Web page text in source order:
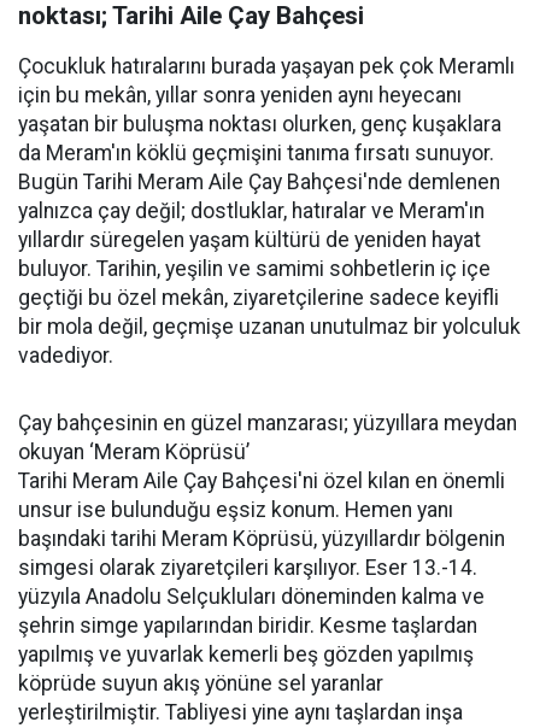
noktası; Tarihi Aile Çay Bahçesi
Çocukluk hatıralarını burada yaşayan pek çok Meramlı
için bu mekân, yıllar sonra yeniden aynı heyecanı
yaşatan bir buluşma noktası olurken, genç kuşaklara
da Meram'ın köklü geçmişini tanıma fırsatı sunuyor.
Bugün Tarihi Meram Aile Çay Bahçesi'nde demlenen
yalnızca çay değil; dostluklar, hatıralar ve Meram'ın
yıllardır süregelen yaşam kültürü de yeniden hayat
buluyor. Tarihin, yeşilin ve samimi sohbetlerin iç içe
geçtiği bu özel mekân, ziyaretçilerine sadece keyifli
bir mola değil, geçmişe uzanan unutulmaz bir yolculuk
vadediyor.
Çay bahçesinin en güzel manzarası; yüzyıllara meydan
okuyan ‘Meram Köprüsü’
Tarihi Meram Aile Çay Bahçesi'ni özel kılan en önemli
unsur ise bulunduğu eşsiz konum. Hemen yanı
başındaki tarihi Meram Köprüsü, yüzyıllardır bölgenin
simgesi olarak ziyaretçileri karşılıyor. Eser 13.-14.
yüzyıla Anadolu Selçukluları döneminden kalma ve
şehrin simge yapılarından biridir. Kesme taşlardan
yapılmış ve yuvarlak kemerli beş gözden yapılmış
köprüde suyun akış yönüne sel yaranlar
yerleştirilmiştir. Tabliyesi yine aynı taşlardan inşa